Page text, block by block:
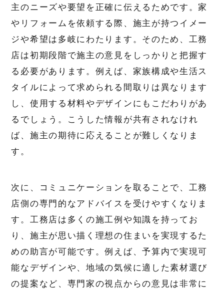
主のニーズや要望を正確に伝えるためです。家
やリフォームを依頼する際、施主が持つイメー
ジや希望は多岐にわたります。そのため、工務
店は初期段階で施主の意見をしっかりと把握す
る必要があります。例えば、家族構成や生活ス
タイルによって求められる間取りは異なります
し、使用する材料やデザインにもこだわりがあ
るでしょう。こうした情報が共有されなけれ
ば、施主の期待に応えることが難しくなりま
す。
次に、コミュニケーションを取ることで、工務
店側の専門的なアドバイスを受けやすくなりま
す。工務店は多くの施工例や知識を持ってお
り、施主が思い描く理想の住まいを実現するた
めの助言が可能です。例えば、予算内で実現可
能なデザインや、地域の気候に適した素材選び
の提案など、専門家の視点からの意見は非常に